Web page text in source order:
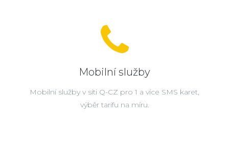
Mobilní služby
Mobilní služby v síti Q-CZ pro 1 a více SMS karet,
výběr tarifu na míru.